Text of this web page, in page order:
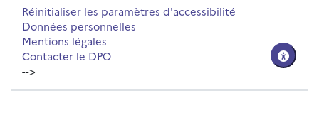
Réinitialiser les paramètres d'accessibilité
Données personnelles
Mentions légales
Contacter le DPO
-->